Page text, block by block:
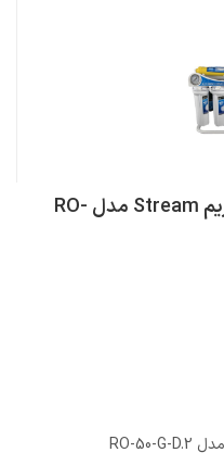
دستگاه تصفیه آب خانگی استریم Stream مدل RO-